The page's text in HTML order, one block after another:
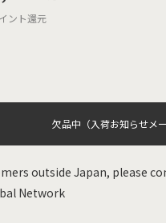
ント還元
欠品中（入荷お知らせメ
outside Japan, please
Network